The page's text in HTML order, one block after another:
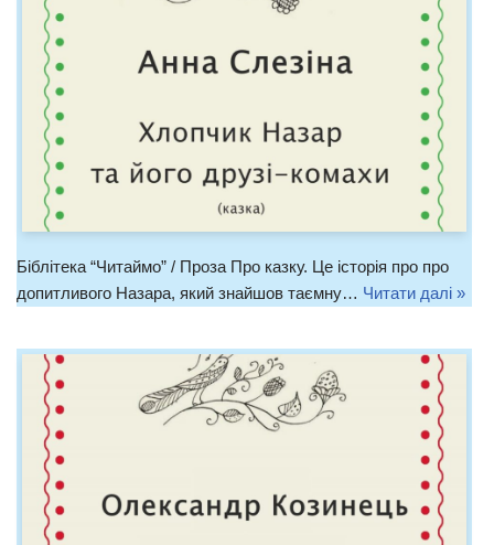
Біблітека “Читаймо” / Проза Про казку. Це історія про про
допитливого Назара, який знайшов таємну… Читати далі »